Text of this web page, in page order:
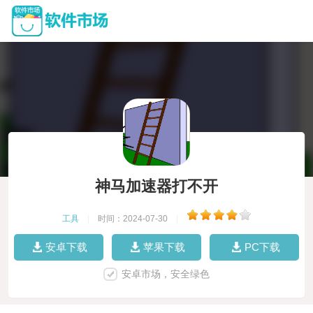
神马加速器打不开
工具 时间：2024-07-30
安卓下载 苹果下载 PC下载
安卓市场，安全绿色